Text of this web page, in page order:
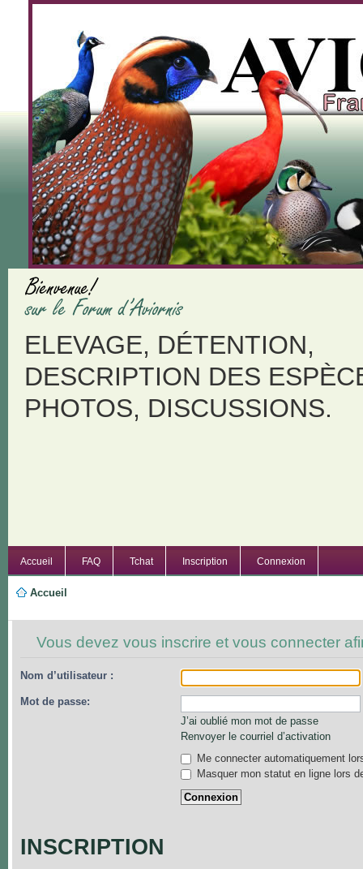
ELEVAGE, DÉTENTION,
DESCRIPTION DES
PHOTOS, DISCUSSIONS.
Accueil FAQ Tchat Inscription Connexion
Accueil
Vous devez vous inscrire et vous connecter
Nom d’utilisateur :
Mot de passe:
J’ai oublié mon mot de passe
Renvoyer le courriel d’activation
Me connecter automatiquement
Masquer mon statut en ligne lors
INSCRIPTION